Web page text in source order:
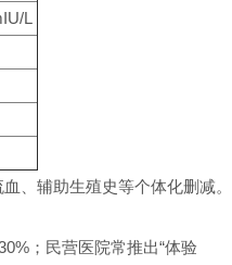
L
、辅助生殖史等个体化删减。
；民营医院常推出“体验